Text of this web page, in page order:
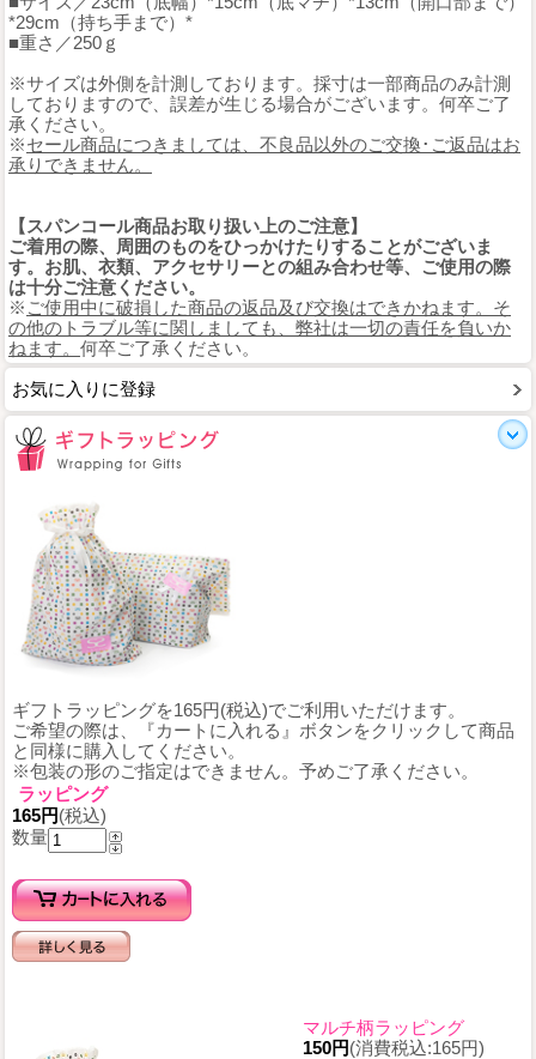
*29cm（持ち手まで）*
■重さ／250ｇ
※サイズは外側を計測しております。採寸は一部商品のみ計測
しておりますので、誤差が生じる場合がございます。何卒ご了
承ください。
※セール商品につきましては、不良品以外のご交換･ご返品はお
承りできません。
【スパンコール商品お取り扱い上のご注意】
ご着用の際、周囲のものをひっかけたりすることがございま
す。お肌、衣類、アクセサリーとの組み合わせ等、ご使用の際
は十分ご注意ください。
※ ご使用中に破損した商品の返品及び交換はできかねます。そ
の他のトラブル等に関しましても、弊社は一切の責任を負いか
ねます。 何卒ご了承ください。
お気に入りに登録
ギフトラッピングを165円(税込)でご利用いただけます。
ご希望の際は、『カートに入れる』ボタンをクリックして商品
と同様に購入してください。
※包装の形のご指定はできません。予めご了承ください。
ラッピング
165円(税込)
数量
マルチ柄ラッピング
150円(消費税込:165円)